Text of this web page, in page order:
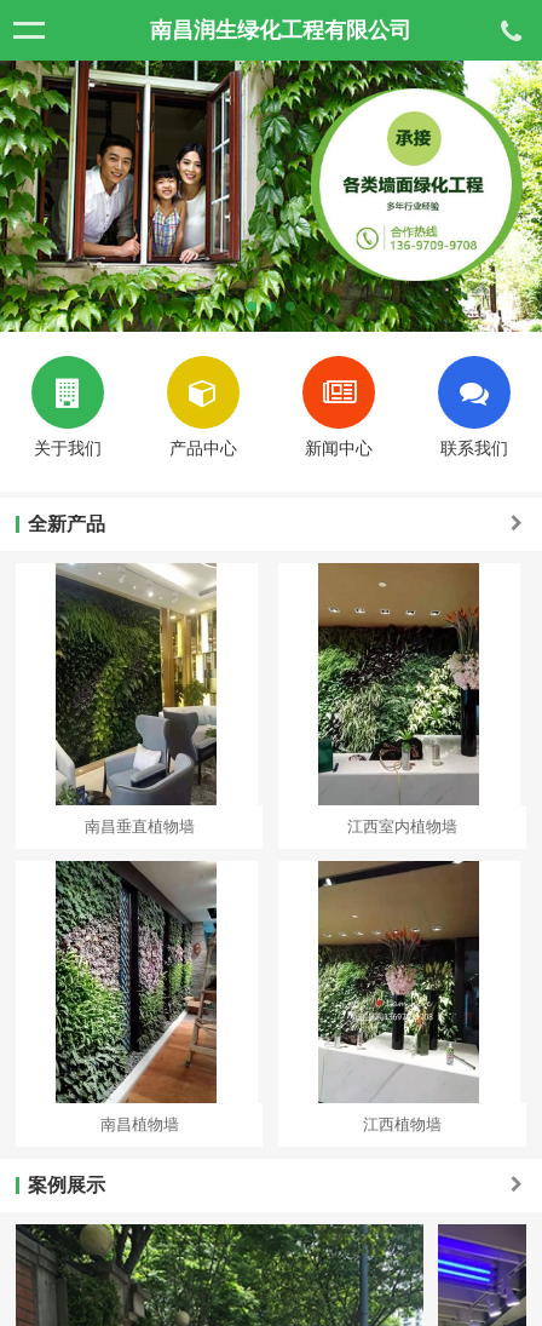
南昌润生绿化工程有限公司
关于我们 产品中心 新闻中心 联系我们
全新产品
南昌垂直植物墙 江西室内植物墙
南昌植物墙 江西植物墙
案例展示